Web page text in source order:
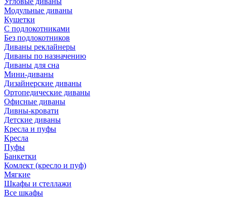
Модульные диваны
Кушетки
С подлокотниками
Без подлокотников
Диваны реклайнеры
Диваны по назначению
Диваны для сна
Мини-диваны
Дизайнерские диваны
Ортопедические диваны
Офисные диваны
Дивны-кровати
Детские диваны
Кресла и пуфы
Кресла
Пуфы
Банкетки
Комлект (кресло и пуф)
Мягкие
Шкафы и стеллажи
Все шкафы